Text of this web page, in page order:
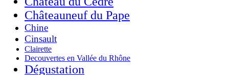
Châteauneuf du Pape
Chine
Cinsault
Clairette
Decouvertes en Vallée du Rhône
Dégustation